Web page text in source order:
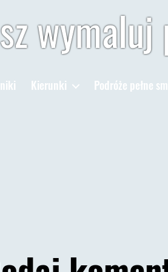
wymaluj
Kierunki Podróże pełne